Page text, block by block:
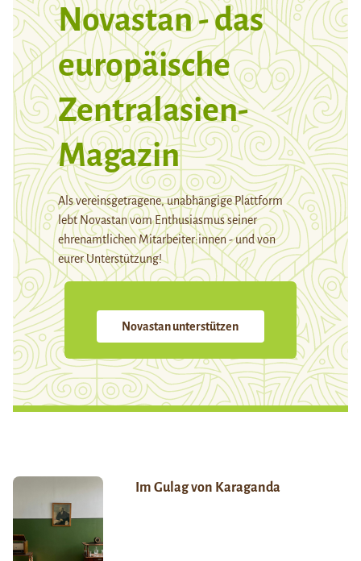
Novastan - das
europäische
Zentralasien-
Magazin
Als vereinsgetragene, unabhängige Plattform
lebt Novastan vom Enthusiasmus seiner
ehrenamtlichen Mitarbeiter:innen - und von
eurer Unterstützung!
Novastan unterstützen
Im Gulag von Karaganda